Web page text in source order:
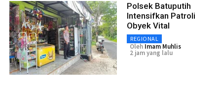
Polsek Batuputih
Intensifkan Patroli
Obyek Vital
REGIONAL
Oleh Imam Muhlis
2 jam yang lalu